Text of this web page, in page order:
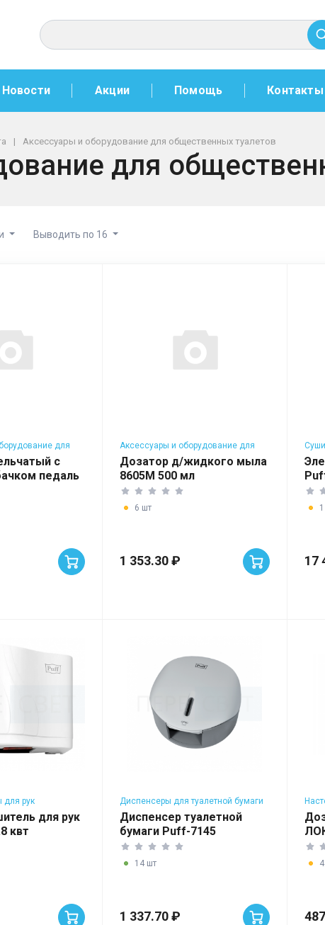
Новости Акции Помощь Контакты
Аксессуары и оборудование для общественных туалетов
для
Выводить по 16
для
с
педаль
Аксессуары и оборудование для
общественных туалетов
Дозатор д/жидкого мыла
8605M 500 мл
6 шт
1 353.30 ₽ 17
для рук
для рук
квт
Диспенсеры для туалетной бумаги
Диспенсер туалетной
бумаги Puff-7145
14 шт
1 337.70 ₽